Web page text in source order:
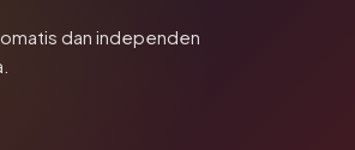
dan independen